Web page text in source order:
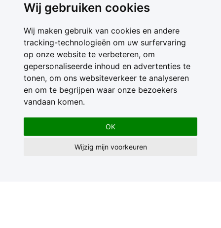
Wij gebruiken cookies
Wij maken gebruik van cookies en andere
tracking-technologieën om uw surfervaring
op onze website te verbeteren, om
gepersonaliseerde inhoud en advertenties te
tonen, om ons websiteverkeer te analyseren
en om te begrijpen waar onze bezoekers
vandaan komen.
OK
Wijzig mijn voorkeuren